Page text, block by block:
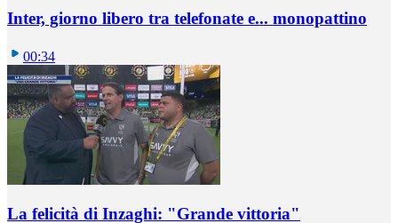
Inter, giorno libero tra telefonate e... monopattino
00:34
La felicità di Inzaghi: "Grande vittoria"